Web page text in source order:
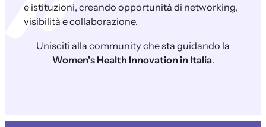
e istituzioni, creando opportunità di networking,
visibilità e collaborazione.
Unisciti alla community che sta guidando la
Women’s Health Innovation in Italia.